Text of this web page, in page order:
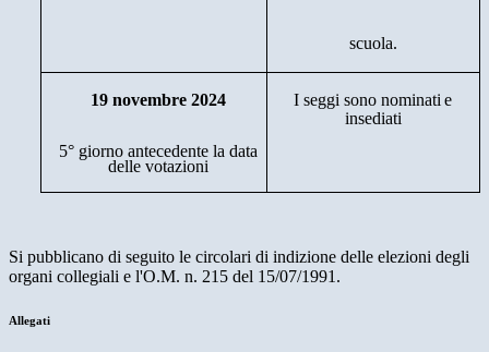
scuola.
19 novembre 2024 I seggi sono nominati e
insediati
5° giorno antecedente la data
delle votazioni
Si pubblicano di seguito le circolari di indizione delle elezioni degli
organi collegiali e l'O.M. n. 215 del 15/07/1991.
Allegati